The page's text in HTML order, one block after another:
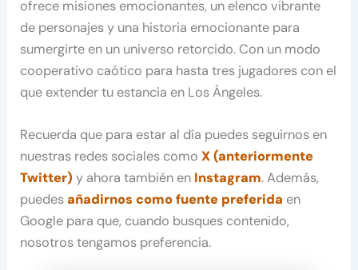
ofrece misiones emocionantes, un elenco vibrante
de personajes y una historia emocionante para
sumergirte en un universo retorcido. Con un modo
cooperativo caótico para hasta tres jugadores con el
que extender tu estancia en Los Ángeles.
Recuerda que para estar al día puedes seguirnos en
nuestras redes sociales comoX (anteriormente
Twitter) y ahora también en Instagram. Además,
puedesañadirnos como fuente preferida en
Google para que, cuando busques contenido,
nosotros tengamos preferencia.